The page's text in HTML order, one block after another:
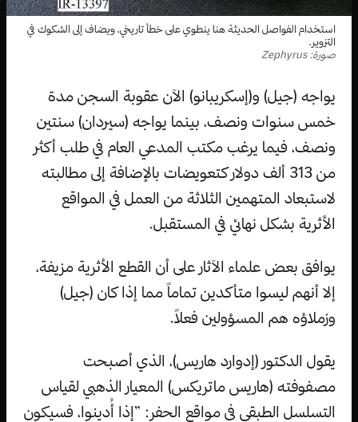
استخدام الفواصل الحديثة هنا ينطوي على خطأ تاريخي، ويضاف إلى الشكوك في
التزوير.
صورة: Zephyrus
يواجه (جيل) و(إسكريبانو) الآن عقوبة السجن مدة
خمس سنوات ونصف، بينما يواجه (سيردان) سنتين
ونصف، فيما يرغب مكتب المدعي العام في طلب أكثر
من 313 ألف دولار كتعويضات بالإضافة إلى مطالبته
لاستبعاد المتهمين الثلاثة من العمل في المواقع
الأثرية بشكل نهائي في المستقبل.
يوافق بعض علماء الآثار على أن القطع الأثرية مزيفة،
إلا أنهم ليسوا متأكدين تماماً مما إذا كان (جيل)
وزملاؤه هم المسؤولين فعلاً.
يقول الدكتور (إدوارد هاريس)، الذي أصبحت
مصفوفته (هاريس ماتريكس) المعيار الذهبي لقياس
التسلسل الطبقي في مواقع الحفر: ”إذا أُدينوا، فسيكون